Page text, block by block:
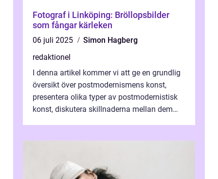
Fotograf i Linköping: Bröllopsbilder
som fångar kärleken
06 juli 2025
Simon Hagberg
redaktionel
I denna artikel kommer vi att ge en grundlig
översikt över postmodernismens konst,
presentera olika typer av postmodernistisk
konst, diskutera skillnaderna mellan dem